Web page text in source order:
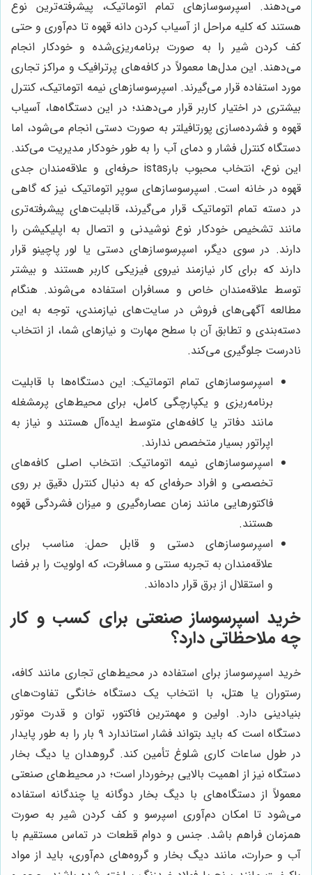
می‌دهند. اسپرسوسازهای تمام اتوماتیک، پیشرفته‌ترین نوع
هستند که کلیه مراحل از آسیاب کردن دانه قهوه تا دم‌آوری و حتی
کف کردن شیر را به صورت برنامه‌ریزی‌شده و خودکار انجام
می‌دهند. این مدل‌ها معمولاً در کافه‌های پرترافیک و مراکز تجاری
مورد استفاده قرار می‌گیرند. اسپرسوسازهای نیمه اتوماتیک، کنترل
بیشتری در اختیار کاربر قرار می‌دهند؛ در این دستگاه‌ها، آسیاب
قهوه و فشرده‌سازی پورتافیلتر به صورت دستی انجام می‌شود، اما
دستگاه کنترل فشار و دمای آب را به طور خودکار مدیریت می‌کند.
این نوع، انتخاب محبوب بارistas حرفه‌ای و علاقه‌مندان جدی
قهوه در خانه است. اسپرسوسازهای سوپر اتوماتیک نیز که گاهی
در دسته تمام اتوماتیک قرار می‌گیرند، قابلیت‌های پیشرفته‌تری
مانند تشخیص خودکار نوع نوشیدنی و اتصال به اپلیکیشن را
دارند. در سوی دیگر، اسپرسوسازهای دستی یا لور پاچینو قرار
دارند که برای کار نیازمند نیروی فیزیکی کاربر هستند و بیشتر
توسط علاقه‌مندان خاص و مسافران استفاده می‌شوند. هنگام
مطالعه آگهی‌های فروش در سایت‌های نیازمندی، توجه به این
دسته‌بندی و تطابق آن با سطح مهارت و نیازهای شما، از انتخاب
نادرست جلوگیری می‌کند.
اسپرسوسازهای تمام اتوماتیک: این دستگاه‌ها با قابلیت
برنامه‌ریزی و یکپارچگی کامل، برای محیط‌های پرمشغله
مانند دفاتر یا کافه‌های متوسط ایده‌آل هستند و نیاز به
اپراتور بسیار متخصص ندارند.
اسپرسوسازهای نیمه اتوماتیک: انتخاب اصلی کافه‌های
تخصصی و افراد حرفه‌ای که به دنبال کنترل دقیق بر روی
فاکتورهایی مانند زمان عصاره‌گیری و میزان فشردگی قهوه
هستند.
اسپرسوسازهای دستی و قابل حمل: مناسب برای
علاقه‌مندان به تجربه سنتی و مسافرت، که اولویت را بر فضا
و استقلال از برق قرار داده‌اند.
خرید اسپرسوساز صنعتی برای کسب و کار
چه ملاحظاتی دارد؟
خرید اسپرسوساز برای استفاده در محیط‌های تجاری مانند کافه،
رستوران یا هتل، با انتخاب یک دستگاه خانگی تفاوت‌های
بنیادینی دارد. اولین و مهمترین فاکتور، توان و قدرت موتور
دستگاه است که باید بتواند فشار استاندارد ۹ بار را به طور پایدار
در طول ساعات کاری شلوغ تأمین کند. گروهدان یا دیگ بخار
دستگاه نیز از اهمیت بالایی برخوردار است؛ در محیط‌های صنعتی
معمولاً از دستگاه‌های با دیگ بخار دوگانه یا چندگانه استفاده
می‌شود تا امکان دم‌آوری اسپرسو و کف کردن شیر به صورت
همزمان فراهم باشد. جنس و دوام قطعات در تماس مستقیم با
آب و حرارت، مانند دیگ بخار و گروه‌های دم‌آوری، باید از مواد